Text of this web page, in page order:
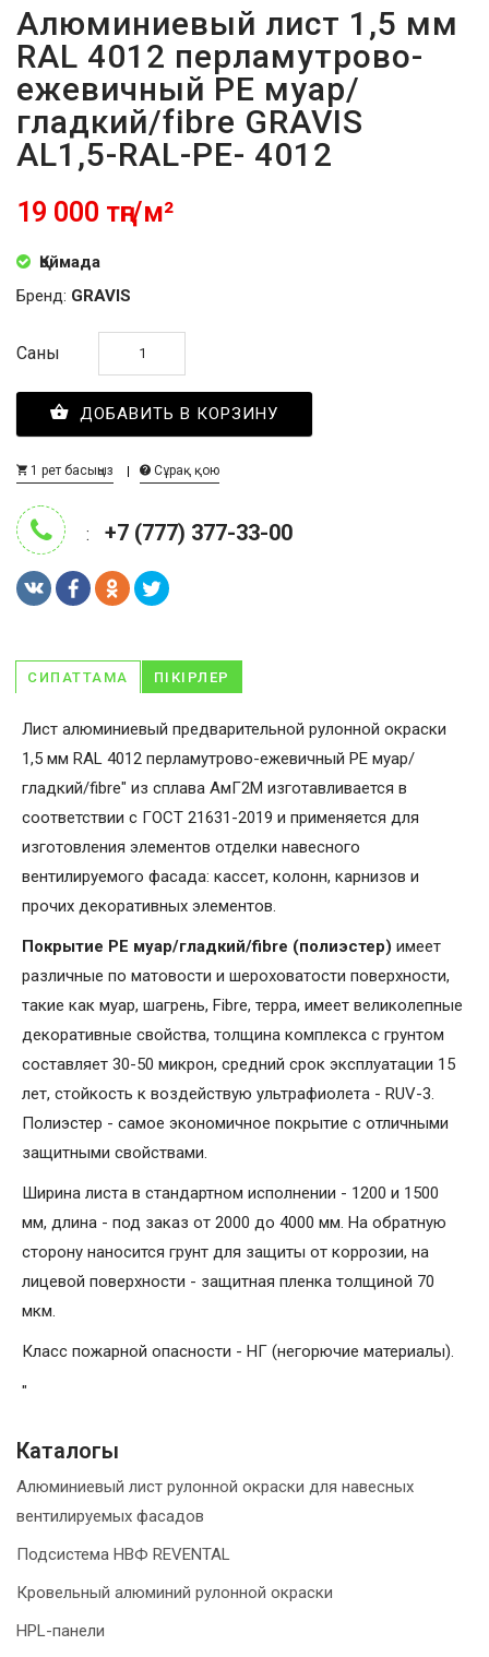
Алюминиевый лист 1,5 мм
RAL 4012 перламутрово-
ежевичный PE муар/
гладкий/fibre GRAVIS
AL1,5-RAL-PE- 4012
19 000 тңг/м²
Қоймада
Бренд: GRAVIS
Саны
ДОБАВИТЬ В КОРЗИНУ
1 рет басыңыз Сұрақ қою
: +7 (777) 377-33-00
СИПАТТАМА ПІКІРЛЕР
Лист алюминиевый предварительной рулонной окраски
1,5 мм RAL 4012 перламутрово-ежевичный PE муар/
гладкий/fibre" из сплава АмГ2М изготавливается в
соответствии с ГОСТ 21631-2019 и применяется для
изготовления элементов отделки навесного
вентилируемого фасада: кассет, колонн, карнизов и
прочих декоративных элементов.
Покрытие PE муар/гладкий/fibre (полиэстер) имеет
различные по матовости и шероховатости поверхности,
такие как муар, шагрень, Fibrе, терра, имеет великолепные
декоративные свойства, толщина комплекса с грунтом
составляет 30-50 микрон, средний срок эксплуатации 15
лет, стойкость к воздействую ультрафиолета - RUV-3.
Полиэстер - самое экономичное покрытие с отличными
защитными свойствами.
Ширина листа в стандартном исполнении - 1200 и 1500
мм, длина - под заказ от 2000 до 4000 мм. На обратную
сторону наносится грунт для защиты от коррозии, на
лицевой поверхности - защитная пленка толщиной 70
мкм.
Класс пожарной опасности - НГ (негорючие материалы).
"
Каталогы
Алюминиевый лист рулонной окраски для навесных
вентилируемых фасадов
Подсистема НВФ REVENTAL
Кровельный алюминий рулонной окраски
HPL-панели